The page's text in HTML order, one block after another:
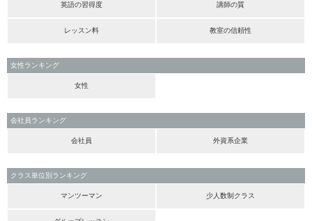
英語の習得度 講師の質
レッスン料 教室の信頼性
女性ランキング
女性
会社員ランキング
会社員 外資系企業
クラス単位別ランキング
マンツーマン 少人数制クラス